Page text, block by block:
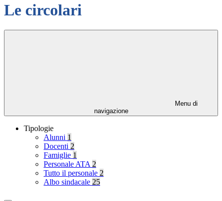
Le circolari
Menu di
navigazione
Tipologie
Alunni 1
Docenti 2
Famiglie 1
Personale ATA 2
Tutto il personale 2
Albo sindacale 25